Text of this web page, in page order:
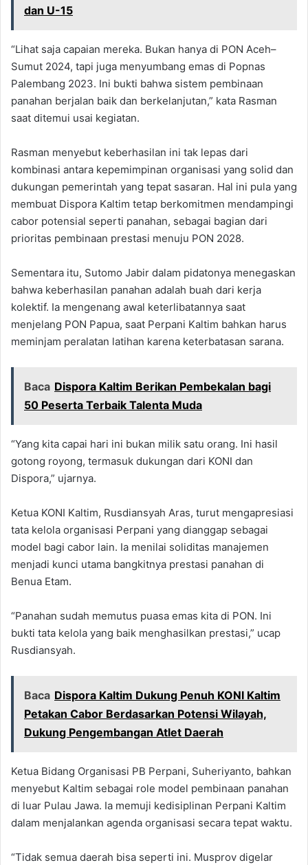
dan U-15
“Lihat saja capaian mereka. Bukan hanya di PON Aceh–
Sumut 2024, tapi juga menyumbang emas di Popnas
Palembang 2023. Ini bukti bahwa sistem pembinaan
panahan berjalan baik dan berkelanjutan,” kata Rasman
saat ditemui usai kegiatan.
Rasman menyebut keberhasilan ini tak lepas dari
kombinasi antara kepemimpinan organisasi yang solid dan
dukungan pemerintah yang tepat sasaran. Hal ini pula yang
membuat Dispora Kaltim tetap berkomitmen mendampingi
cabor potensial seperti panahan, sebagai bagian dari
prioritas pembinaan prestasi menuju PON 2028.
Sementara itu, Sutomo Jabir dalam pidatonya menegaskan
bahwa keberhasilan panahan adalah buah dari kerja
kolektif. Ia mengenang awal keterlibatannya saat
menjelang PON Papua, saat Perpani Kaltim bahkan harus
meminjam peralatan latihan karena keterbatasan sarana.
Baca Dispora Kaltim Berikan Pembekalan bagi
50 Peserta Terbaik Talenta Muda
“Yang kita capai hari ini bukan milik satu orang. Ini hasil
gotong royong, termasuk dukungan dari KONI dan
Dispora,” ujarnya.
Ketua KONI Kaltim, Rusdiansyah Aras, turut mengapresiasi
tata kelola organisasi Perpani yang dianggap sebagai
model bagi cabor lain. Ia menilai soliditas manajemen
menjadi kunci utama bangkitnya prestasi panahan di
Benua Etam.
“Panahan sudah memutus puasa emas kita di PON. Ini
bukti tata kelola yang baik menghasilkan prestasi,” ucap
Rusdiansyah.
Baca Dispora Kaltim Dukung Penuh KONI Kaltim
Petakan Cabor Berdasarkan Potensi Wilayah,
Dukung Pengembangan Atlet Daerah
Ketua Bidang Organisasi PB Perpani, Suheriyanto, bahkan
menyebut Kaltim sebagai role model pembinaan panahan
di luar Pulau Jawa. Ia memuji kedisiplinan Perpani Kaltim
dalam menjalankan agenda organisasi secara tepat waktu.
“Tidak semua daerah bisa seperti ini. Musprov digelar